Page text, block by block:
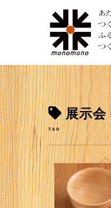
展示会
TAG